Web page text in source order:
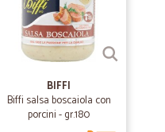
BIFFI
Biffi salsa boscaiola con
porcini - gr.180